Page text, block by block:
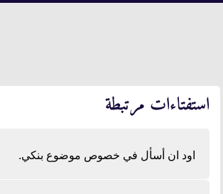
استفتاءات مرتبطة
اود ان أسأل في خصوص موضوع بنكي.